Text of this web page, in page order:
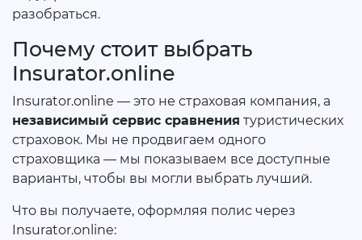
разобраться.
Почему стоит выбрать
Insurator.online
Insurator.online — это не страховая компания, а
независимый сервис сравнения туристических
страховок. Мы не продвигаем одного
страховщика — мы показываем все доступные
варианты, чтобы вы могли выбрать лучший.
Что вы получаете, оформляя полис через
Insurator.online: